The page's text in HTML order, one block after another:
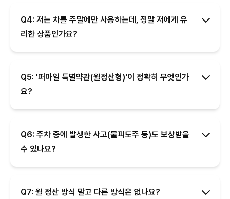
Q4: 저는 차를 주말에만 사용하는데, 정말 저에게 유
리한 상품인가요?
Q5: '퍼마일 특별약관(월정산형)'이 정확히 무엇인가
요?
Q6: 주차 중에 발생한 사고(물피도주 등)도 보상받을
수 있나요?
Q7: 월 정산 방식 말고 다른 방식은 없나요?